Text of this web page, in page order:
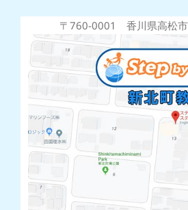
〒760-0001 香川県高松